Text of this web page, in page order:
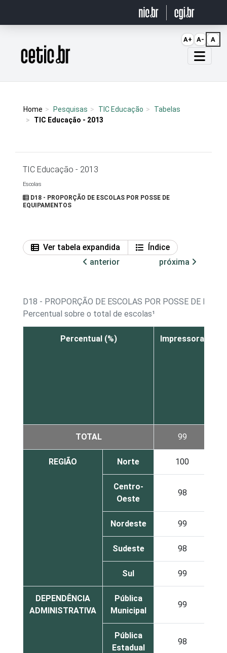
Página inicial
Home Pesquisas TIC Educação
Tabelas
TIC Educação - 2013
TIC Educação - 2013
Escolas
D18 - PROPORÇÃO DE ESCOLAS POR POSSE DE
EQUIPAMENTOS
Ver tabela expandida
Índice
anterior
próxima
D18 - PROPORÇÃO DE ESCOLAS POR POSSE DE
Percentual sobre o total de escolas¹
Percentual (%) Impressora
TOTAL 99
REGIÃO Norte 100
Centro-
Oeste
98
Nordeste 99
Sudeste 98
Sul 99
DEPENDÊNCIA
ADMINISTRATIVA
Pública
Municipal
99
Pública
Estadual
98
A+ A- A